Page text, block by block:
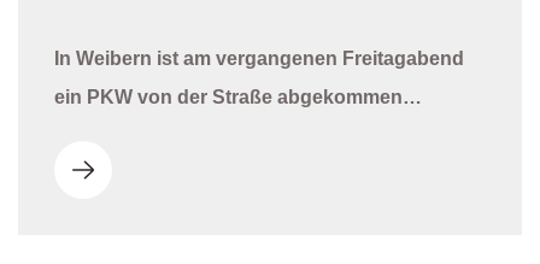
In Weibern ist am vergangenen Freitagabend
ein PKW von der Straße abgekommen…